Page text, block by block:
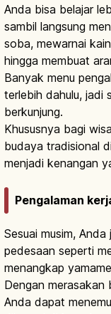
Anda bisa belajar
sambil langsung
soba, mewarnai
hingga membuat
Banyak menu
terlebih dahulu, jadi
berkunjung.
Khususnya bagi
budaya tradisional
menjadi kenangan
Pengalaman
Sesuai musim,
pedesaan seperti
menangkap
Dengan merasakan
Anda dapat